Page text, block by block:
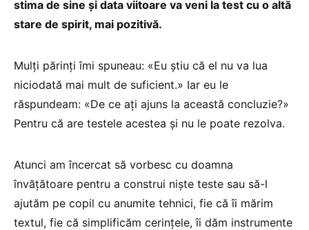
stima de sine și data viitoare va veni la test cu o altă
stare de spirit, mai pozitivă.
Mulți părinți îmi spuneau: «Eu știu că el nu va lua
niciodată mai mult de suficient.» Iar eu le
răspundeam: «De ce ați ajuns la această concluzie?»
Pentru că are testele acestea și nu le poate rezolva.
Atunci am încercat să vorbesc cu doamna
învățătoare pentru a construi niște teste sau să-l
ajutăm pe copil cu anumite tehnici, fie că îi mărim
textul, fie că simplificăm cerințele, îi dăm instrumente